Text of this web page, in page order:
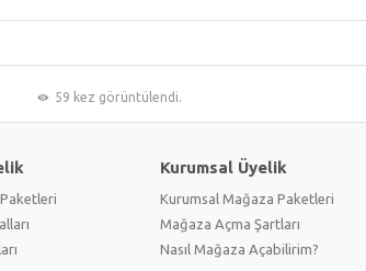
59 kez görüntülendi.
Kurumsal Üyelik
Kurumsal Mağaza Paketleri
Mağaza Açma Şartları
Nasıl Mağaza Açabilirim?